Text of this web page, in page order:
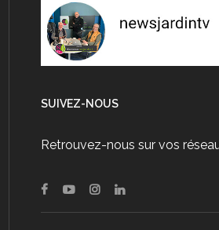
SUIVEZ-NOUS
Retrouvez-nous sur vos